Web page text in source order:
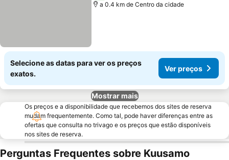
a 0.4 km de Centro da cidade
Selecione as datas para ver os preços
exatos.
Ver preços
Mostrar mais
Os preços e a disponibilidade que recebemos dos sites de reserva
mudam frequentemente. Como tal, pode haver diferenças entre as
ofertas que consulta no trivago e os preços que estão disponíveis
nos sites de reserva.
Perguntas Frequentes sobre Kuusamo